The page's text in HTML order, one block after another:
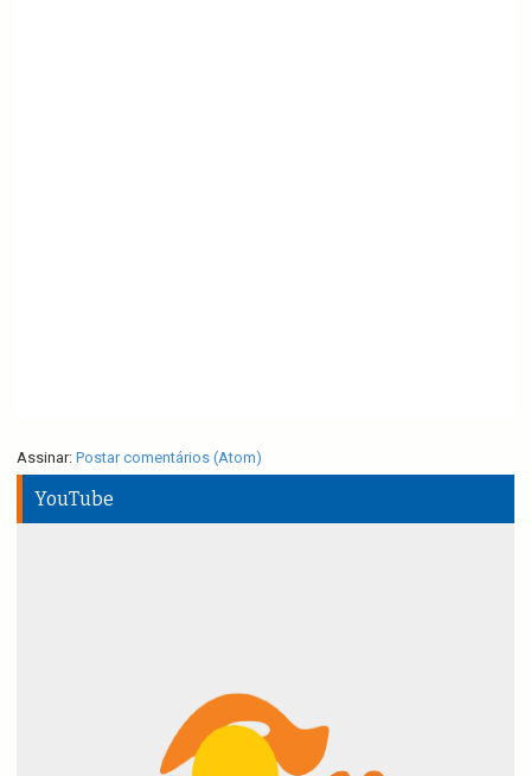
Assinar: Postar comentários (Atom)
YouTube